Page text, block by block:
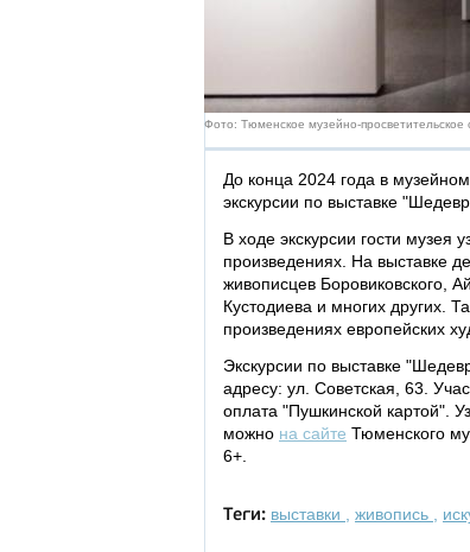
Фото: Тюменское музейно-просветительское
До конца 2024 года в
экскурсии по выставке
В ходе экскурсии гости
произведениях. На выставке
живописцев Боровиковского,
Кустодиева и многих других.
произведениях европейских
Экскурсии по выставке
адресу: ул. Советская, 63.
оплата "Пушкинской картой".
можно на сайте Тюменского
6+.
Теги: выставки живопись